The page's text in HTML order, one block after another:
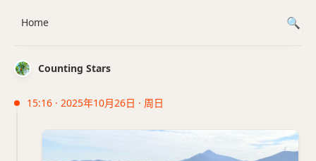
Counting Stars
15:16 · 2025年10月26日 · 周日
Home